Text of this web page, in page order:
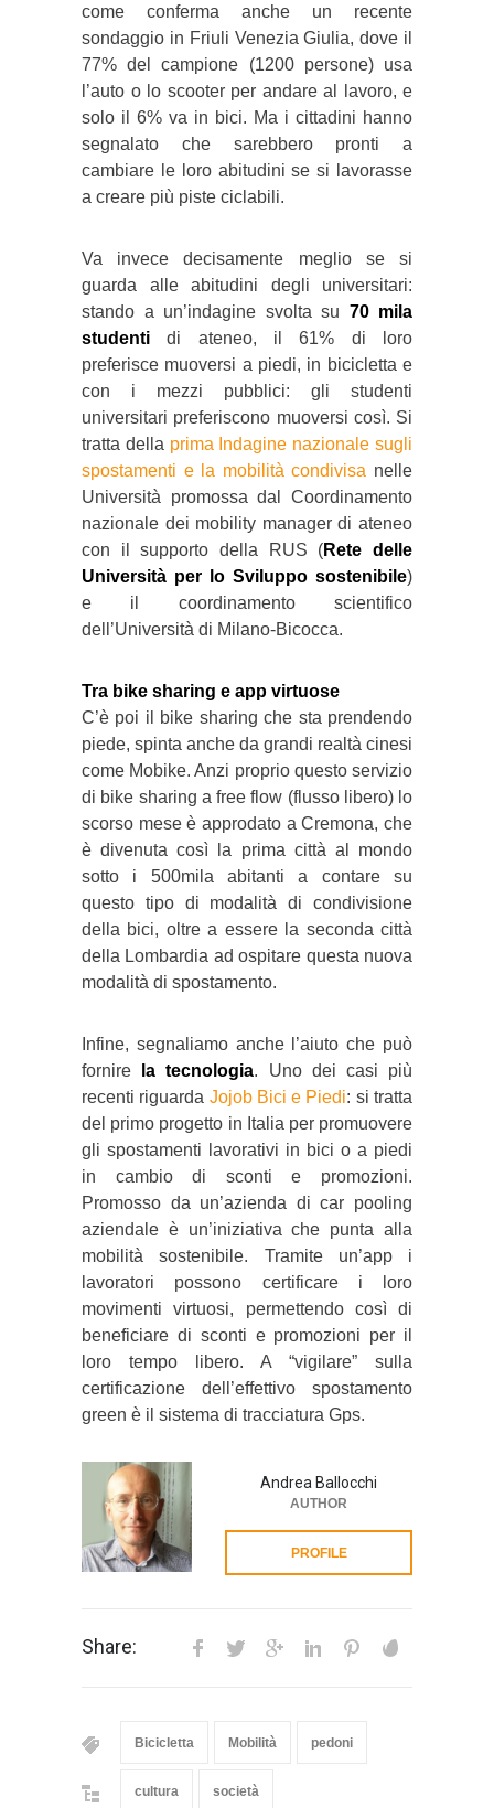
come conferma anche un recente
sondaggio in Friuli Venezia Giulia, dove il
77% del campione (1200 persone) usa
l’auto o lo scooter per andare al lavoro, e
solo il 6% va in bici. Ma i cittadini hanno
segnalato che sarebbero pronti a
cambiare le loro abitudini se si lavorasse
a creare più piste ciclabili.
Va invece decisamente meglio se si
guarda alle abitudini degli universitari:
stando a un’indagine svolta su 70 mila
studenti di ateneo, il 61% di loro
preferisce muoversi a piedi, in bicicletta e
con i mezzi pubblici: gli studenti
universitari preferiscono muoversi così. Si
tratta della prima Indagine nazionale sugli
spostamenti e la mobilità condivisa nelle
Università promossa dal Coordinamento
nazionale dei mobility manager di ateneo
con il supporto della RUS (Rete delle
Università per lo Sviluppo sostenibile)
e il coordinamento scientifico
dell’Università di Milano-Bicocca.
Tra bike sharing e app virtuose
C’è poi il bike sharing che sta prendendo
piede, spinta anche da grandi realtà cinesi
come Mobike. Anzi proprio questo servizio
di bike sharing a free flow (flusso libero) lo
scorso mese è approdato a Cremona, che
è divenuta così la prima città al mondo
sotto i 500mila abitanti a contare su
questo tipo di modalità di condivisione
della bici, oltre a essere la seconda città
della Lombardia ad ospitare questa nuova
modalità di spostamento.
Infine, segnaliamo anche l’aiuto che può
fornire
la tecnologia. Uno dei casi più
recenti riguarda Jojob Bici e Piedi: si tratta
del primo progetto in Italia per promuovere
gli spostamenti lavorativi in bici o a piedi
in cambio di sconti e promozioni.
Promosso da un’azienda di car pooling
aziendale è un’iniziativa che punta alla
mobilità sostenibile. Tramite un’app i
lavoratori possono certificare i loro
movimenti virtuosi, permettendo così di
beneficiare di sconti e promozioni per il
loro tempo libero. A “vigilare” sulla
certificazione dell’effettivo spostamento
green è il sistema di tracciatura Gps.
Andrea Ballocchi
AUTHOR
PROFILE
Share:
Bicicletta Mobilità pedoni
cultura società